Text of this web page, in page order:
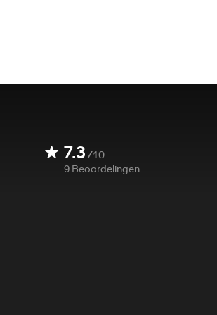
7.3/10
9 Beoordelingen